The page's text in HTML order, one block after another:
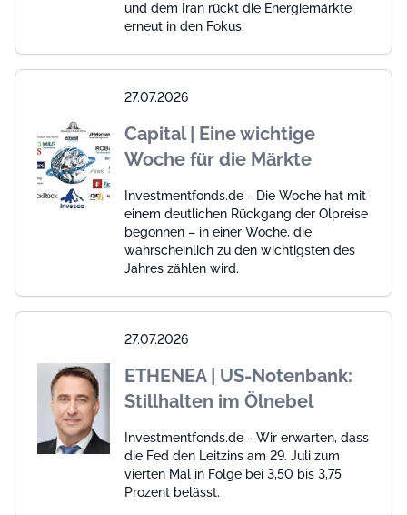
und dem Iran rückt die Energiemärkte
erneut in den Fokus.
27.07.2026
Capital | Eine wichtige
Woche für die Märkte
Investmentfonds.de - Die Woche hat mit
einem deutlichen Rückgang der Ölpreise
begonnen – in einer Woche, die
wahrscheinlich zu den wichtigsten des
Jahres zählen wird.
27.07.2026
ETHENEA | US-Notenbank:
Stillhalten im Ölnebel
Investmentfonds.de - Wir erwarten, dass
die Fed den Leitzins am 29. Juli zum
vierten Mal in Folge bei 3,50 bis 3,75
Prozent belässt.